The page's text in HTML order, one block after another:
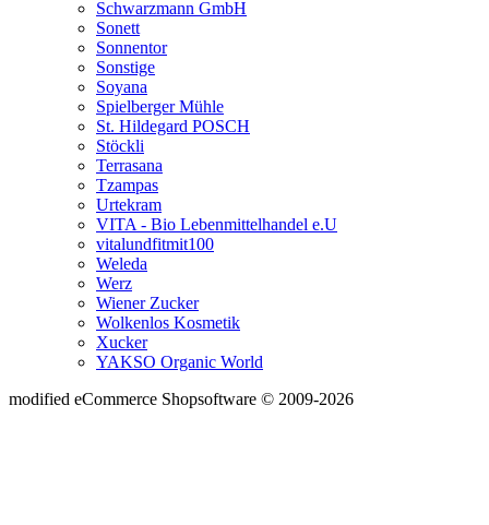
Schwarzmann GmbH
Sonett
Sonnentor
Sonstige
Soyana
Spielberger Mühle
St. Hildegard POSCH
Stöckli
Terrasana
Tzampas
Urtekram
VITA - Bio Lebenmittelhandel e.U
vitalundfitmit100
Weleda
Werz
Wiener Zucker
Wolkenlos Kosmetik
Xucker
YAKSO Organic World
modified eCommerce Shopsoftware © 2009-2026